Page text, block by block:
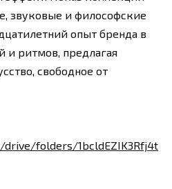
звуковые и философские
опыт бренда в
и ритмов, предлагая
свободное от
drive/folders/1bcldEZIK3Rfj4t